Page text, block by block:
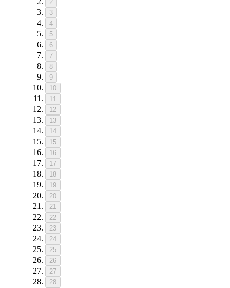
2
3
4
5
6
7
8
9
10
11
12
13
14
15
16
17
18
19
20
21
22
23
24
25
26
27
28